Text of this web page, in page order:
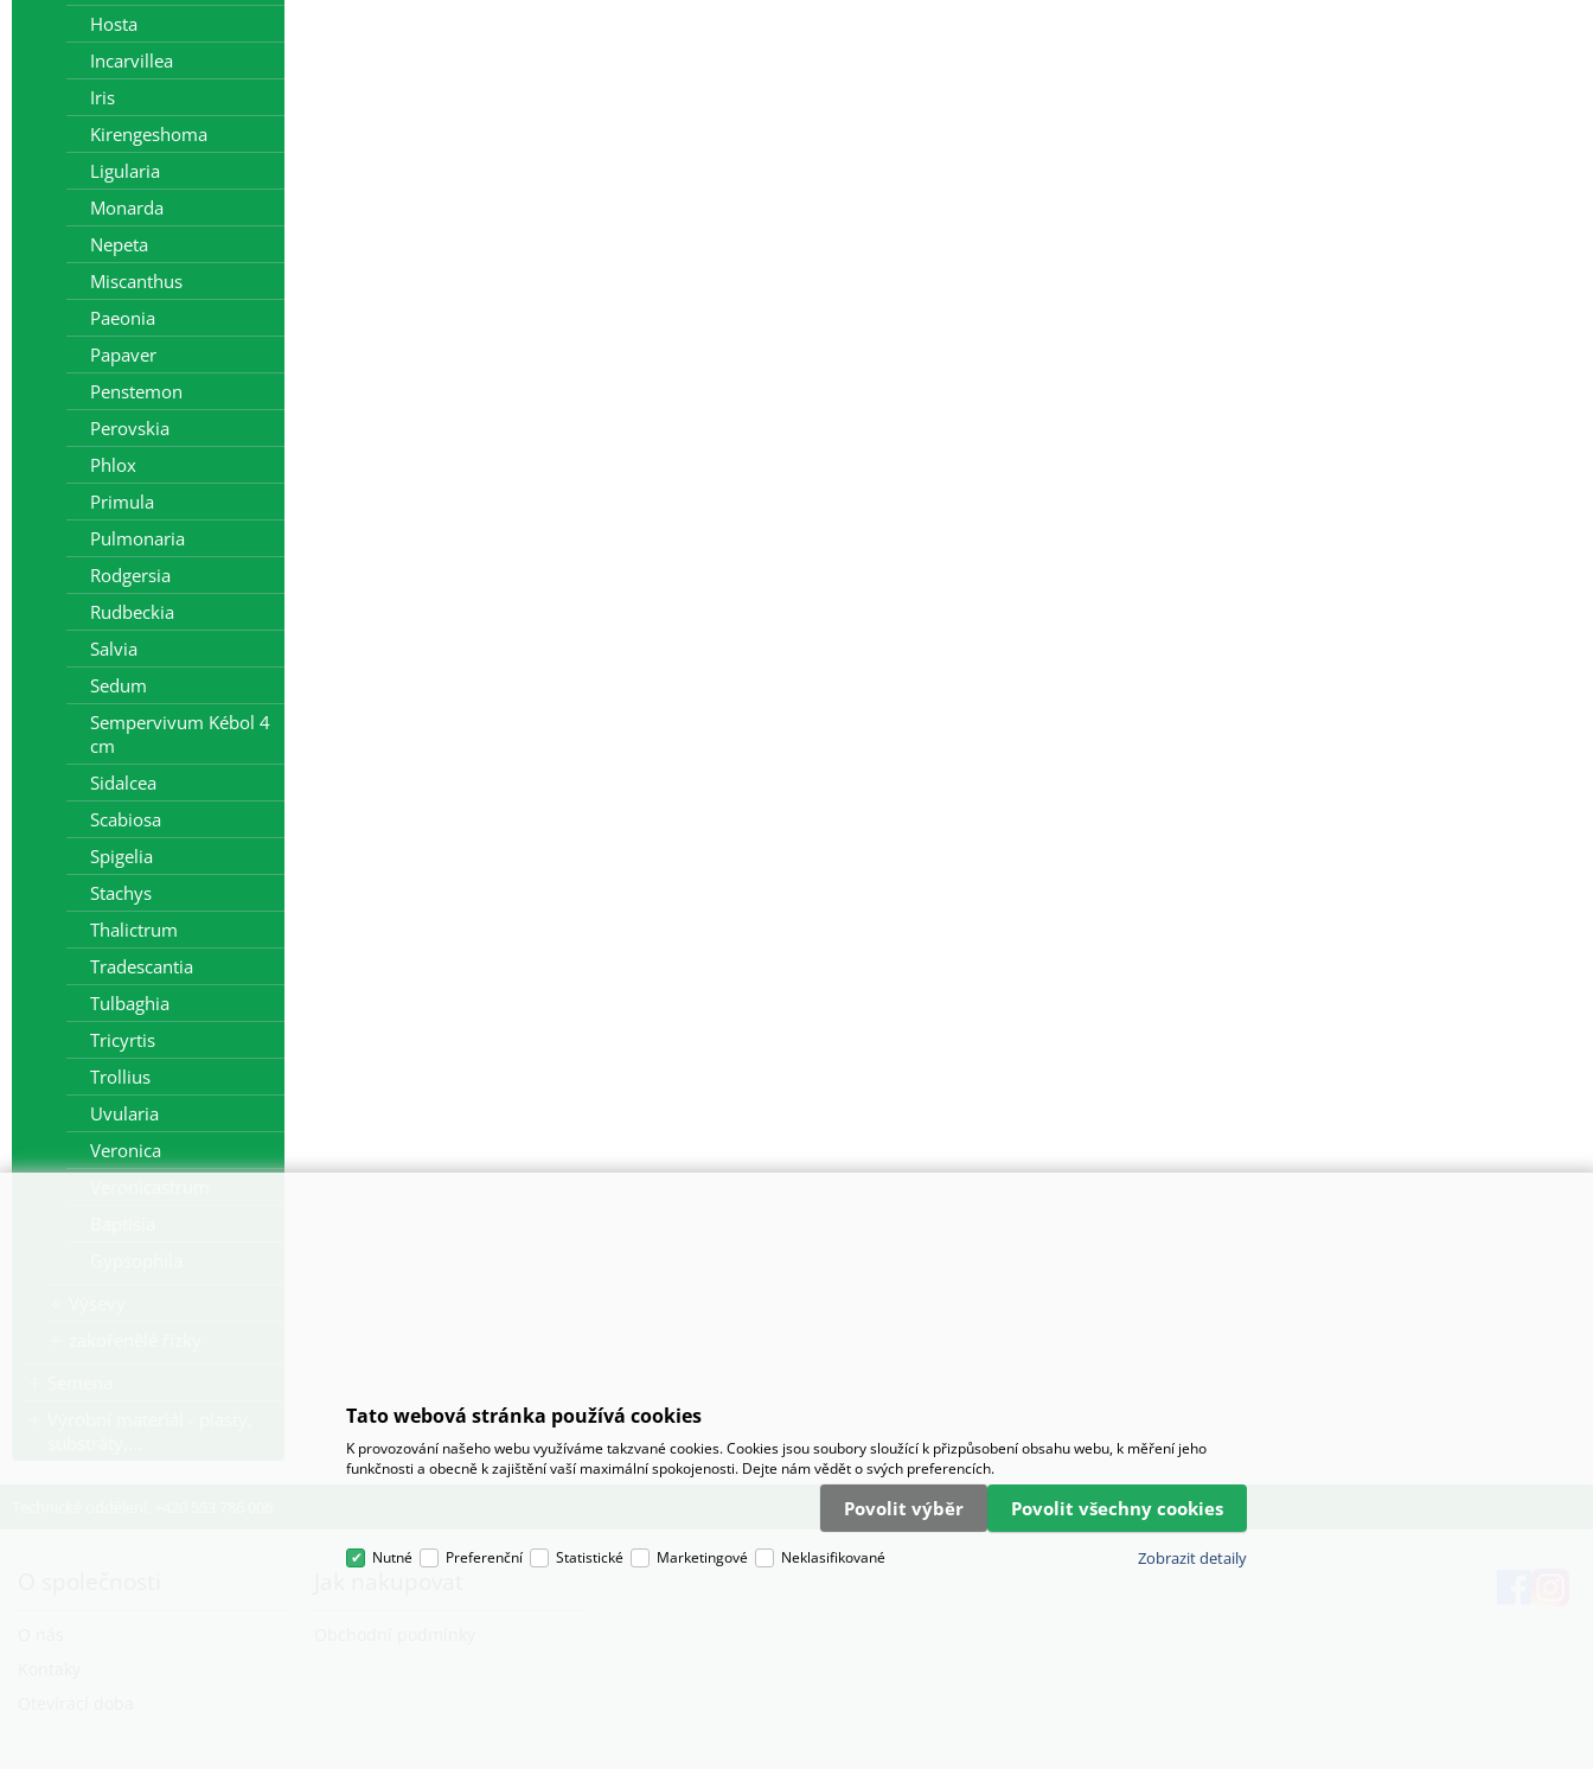
Hosta
Incarvillea
Iris
Kirengeshoma
Ligularia
Monarda
Nepeta
Miscanthus
Paeonia
Papaver
Penstemon
Perovskia
Phlox
Primula
Pulmonaria
Rodgersia
Rudbeckia
Salvia
Sedum
Sempervivum Kébol 4
cm
Sidalcea
Scabiosa
Spigelia
Stachys
Thalictrum
Tradescantia
Tulbaghia
Tricyrtis
Trollius
Uvularia
Veronica
Tato webová stránka používá cookies
K provozování našeho webu využíváme takzvané cookies. Cookies jsou soubory sloužící k přizpůsobení obsahu webu, k měření jeho
funkčnosti a obecně k zajištění vaší maximální spokojenosti. Dejte nám vědět o svých preferencích.
Povolit výběr Povolit všechny cookies
Nutné Preferenční Statistické Marketingové Neklasifikované Zobrazit detaily